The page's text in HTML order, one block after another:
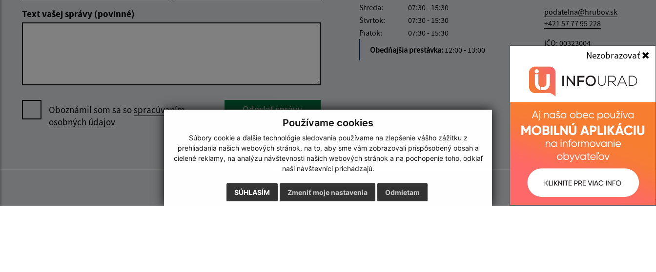
Používame cookies
Súbory cookie a ďalšie technológie sledovania používame na zlepšenie vášho zážitku z
prehliadania našich webových stránok, na to, aby sme vám zobrazovali prispôsobený obsah a
cielené reklamy, na analýzu návštevnosti našich webových stránok a na pochopenie toho, odkiaľ
naši návštevníci prichádzajú.
SÚHLASÍM Odmietam
Zmeniť moje nastavenia
Nezobrazovať
Text vašej správy (povinné)
Oboznámil som sa sospracúvaním
osobných údajov
Google reCaptcha Response
Odoslať správu
Streda:
07:30 - 15:30
Štvrtok:
07:30 - 15:30
Piatok:
07:30 - 15:30
Obedňajšia prestávka: 12:00 - 13:00
podatelna@hrubov.sk
+421 57 77 95 228
IČO: 00323004